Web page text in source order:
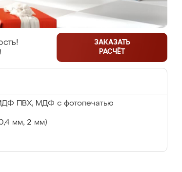
ЗАКАЗАТЬ
РАСЧЁТ
ПВХ, МДФ с фотопечатью
мм, 2 мм)